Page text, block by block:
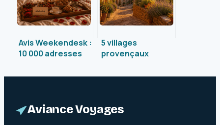
Avis Weekendesk :
10 000 adresses
réflexes pour
surprises
5 villages
provençaux
Ciotat :
Aviance Voyages